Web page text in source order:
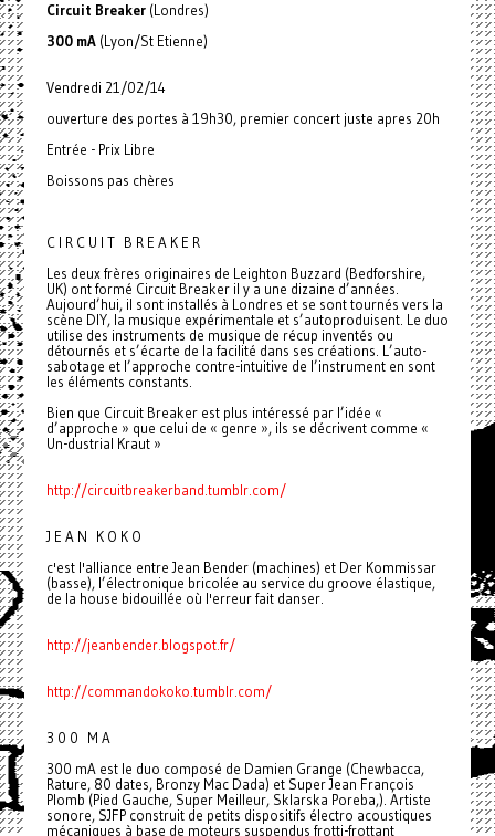
Circuit Breaker(Londres)
300 mA(Lyon/St Etienne)
Vendredi 21/02/14
ouverture des portes à 19h30, premier concert juste apres 20h
Entrée - Prix Libre
Boissons pas chères
C I R C U I T B R E A K E R
Les deux frères originaires de Leighton Buzzard (Bedforshire,
UK) ont formé Circuit Breaker il y a une dizaine d’années.
Aujourd’hui, il sont installés à Londres et se sont tournés vers la
scène DIY, la musique expérimentale et s’autoproduisent. Le duo
utilise des instruments de musique de récup inventés ou
détournés et s’écarte de la facilité dans ses créations. L’auto-
sabotage et l’approche contre-intuitive de l’instrument en sont
les éléments constants.
Bien que Circuit Breaker est plus intéressé par l’idée «
d’approche » que celui de « genre », ils se décrivent comme «
Un-dustrial Kraut »
http://circuitbreakerband.tumblr.com/
J E A N K O K O
c'est l'alliance entre Jean Bender (machines) et Der Kommissar
(basse), l’électronique bricolée au service du groove élastique,
de la house bidouillée où l'erreur fait danser.
http://jeanbender.blogspot.fr/
http://commandokoko.tumblr.com/
3 0 0 M A
300 mA est le duo composé de Damien Grange (Chewbacca,
Rature, 80 dates, Bronzy Mac Dada) et Super Jean François
Plomb (Pied Gauche, Super Meilleur, Sklarska Poreba,). Artiste
sonore, SJFP construit de petits dispositifs électro acoustiques
mécaniques à base de moteurs suspendus frotti-frottant